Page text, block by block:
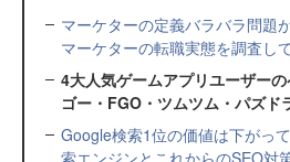
マーケターの定義バラバラ問
マーケターの転職実態を調査し
4大人気ゲームアプリユーザー
ゴー・FGO・ツムツム・パズド
Google検索1位の価値は下がっ
索エンジンとこれからのSEO対